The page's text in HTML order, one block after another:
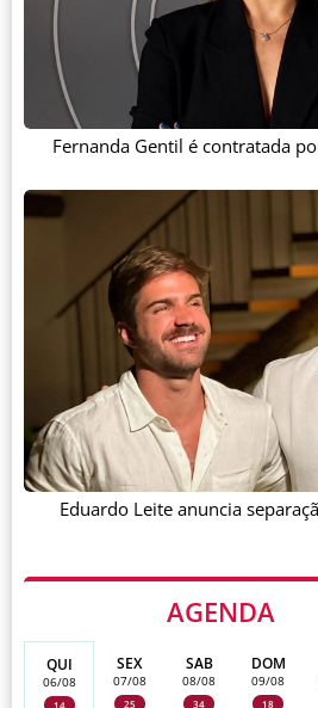
Fernanda Gentil é contratada
Eduardo Leite anuncia
AGENDA
QUI
06/08
14
SEX
07/08
25
SAB
08/08
34
DOM
09/08
18